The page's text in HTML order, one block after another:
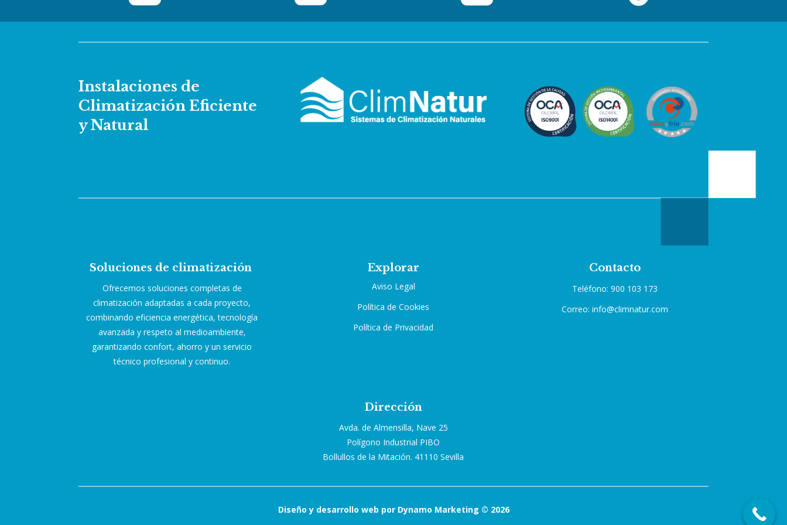
Instalaciones de
Climatización Eficiente
y Natural
Soluciones de climatización
Ofrecemos soluciones completas de
climatización adaptadas a cada proyecto,
combinando eficiencia energética, tecnología
avanzada y respeto al medioambiente,
garantizando confort, ahorro y un servicio
técnico profesional y continuo.
Explorar
Aviso Legal
Política de Cookies
Política de Privacidad
Contacto
Teléfono: 900 103 173
Correo: info@climnatur.com
Dirección
Avda. de Almensilla, Nave 25
Polígono Industrial PIBO
Bollullos de la Mitación. 41110 Sevilla
Diseño y desarrollo web por Dynamo Marketing © 2026